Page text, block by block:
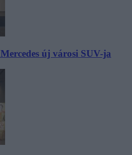
új városi SUV-ja